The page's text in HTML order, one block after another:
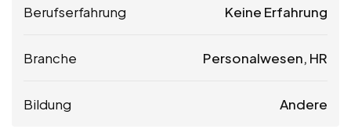
Berufserfahrung Keine Erfahrung
Branche Personalwesen, HR
Bildung Andere